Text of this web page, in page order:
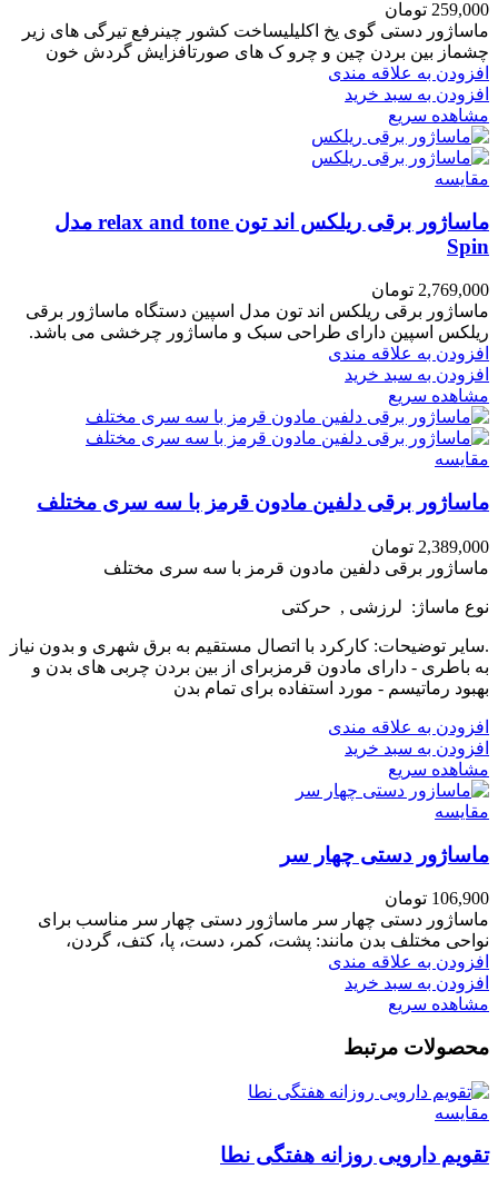
259,000 تومان
ماساژور دستی گوی یخ اکلیلیساخت کشور چینرفع تیرگی های زیر
چشماز بین بردن چین و چرو ک های صورتافزایش گردش خون
افزودن به علاقه مندی
افزودن به سبد خرید
مشاهده سریع
مقایسه
ماساژور برقی ریلکس اند تون relax and tone مدل
Spin
2,769,000 تومان
ماساژور برقی ریلکس اند تون مدل اسپین دستگاه ماساژور برقی
ریلکس اسپین دارای طراحی سبک و ماساژور چرخشی می باشد.
افزودن به علاقه مندی
افزودن به سبد خرید
مشاهده سریع
مقایسه
ماساژور برقی دلفین مادون قرمز با سه سری مختلف
2,389,000 تومان
ماساژور برقی دلفین مادون قرمز با سه سری مختلف
نوع ماساژ: لرزشی , حرکتی
.سایر توضیحات: کارکرد با اتصال مستقیم به برق شهری و بدون نیاز
به باطری - دارای مادون قرمزبرای از بین بردن چربی های بدن و
بهبود رماتیسم - مورد استفاده برای تمام بدن
افزودن به علاقه مندی
افزودن به سبد خرید
مشاهده سریع
مقایسه
ماساژور دستی چهار سر
106,900 تومان
ماساژور دستی چهار سر ماساژور دستی چهار سر مناسب برای
نواحی مختلف بدن مانند: پشت، کمر، دست، پا، کتف، گردن،
افزودن به علاقه مندی
افزودن به سبد خرید
مشاهده سریع
محصولات مرتبط
مقایسه
تقویم دارویی روزانه هفتگی نطا